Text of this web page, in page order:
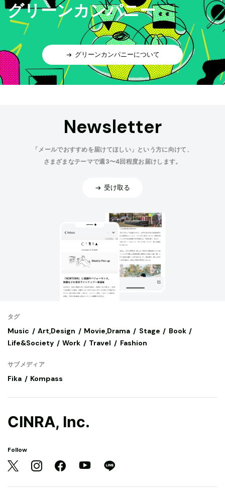
グリーンカンパニー
グリーンカンパニーについて
Newsletter
「メールでおすすめを届けてほしい」という方に向けて、
さまざまなテーマで週3〜4回程度お届けします。
受け取る
タグ
Music Art,Design Movie,Drama Stage
Book
Life&Society
Work Travel Fashion
サブメディア
Fika Kompass
CINRA, Inc.
Follow